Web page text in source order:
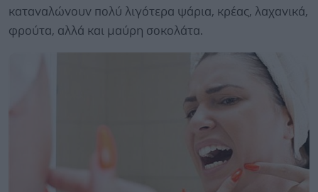
καταναλώνουν πολύ λιγότερα ψάρια, κρέας, λαχανικά,
φρούτα, αλλά και μαύρη σοκολάτα.